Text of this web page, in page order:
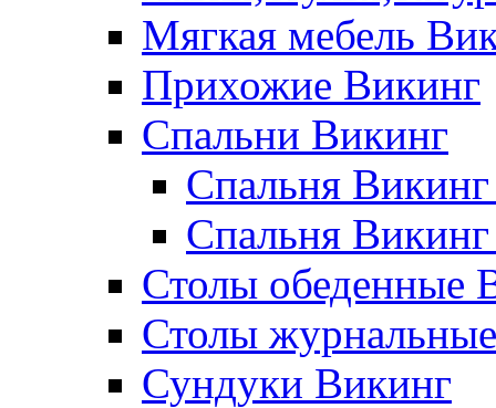
Мягкая мебель
Прихожие Викинг
Спальни Викинг
Спальня
Спальня
Столы обеденные
Столы
Сундуки Викинг